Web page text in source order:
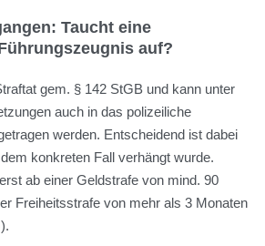
Taucht eine
auf?
gem. § 142 StGB und kann unter
auch in das polizeiliche
werden. Entscheidend ist dabei
konkreten Fall verhängt wurde.
ab einer Geldstrafe von mind. 90
Freiheitsstrafe von mehr als 3 Monaten
).